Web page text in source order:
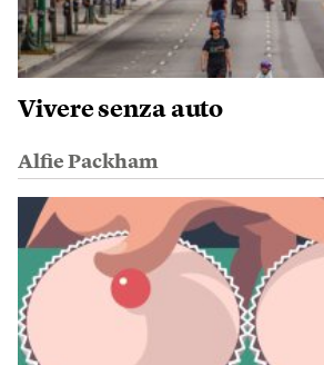
Vivere senza auto
Alfie Packham